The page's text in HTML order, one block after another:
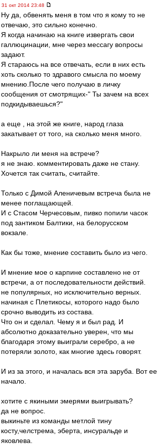
31 окт 2014 23:48
Ну да, обвенять меня в том что я кому то не
отвечаю, это сильно конечно.
Я когда начинаю на книге извергать свои
галлюцинации, мне через мессагу вопросы
задают.
Я стараюсь на все отвечать, если в них есть
хоть сколько то здравого смысла по моему
мнению.После чего получаю в личку
сообщения от смотрящих-" Ты зачем на всех
подкидываешься?"
а еще , на этой же книге, народ глаза
закатывает от того, на сколько меня много.
Накрыло ли меня на встрече?
я не знаю. комментировать даже не стану.
Хочется так считать, считайте.
Только с Димой Аленичевым встреча была не
менее поглащающей.
И с Стасом Черчесовым, пивко попили часок
под зантиком Балтики, на белорусском
вокзале.
Как бы тоже, мнение составить было из чего.
И мнение мое о карпине составлено не от
встречи, а от последовательности действий.
не популярных, но исключительно верных.
начиная с Плетикосы, которого надо было
срочно выводить из состава.
Что он и сделал. Чему я и был рад. И
абсолютно доказательно уверен, что мы
благодаря этому выиграли серебро, а не
потеряли золото, как многие здесь говорят.
И из за этого, и началась вся эта заруба. Вот ее
начало.
хотите с якиными эмерями выигрывать?
да не вопрос.
выкиньте из команды метлой тину
косту,челстрема, эберта, инсуральде и
яковлева.